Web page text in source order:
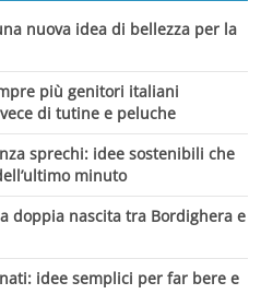
nuova idea di bellezza per la
più genitori italiani
di tutine e peluche
sprechi: idee sostenibili che
minuto
doppia nascita tra Bordighera e
idee semplici per far bere e